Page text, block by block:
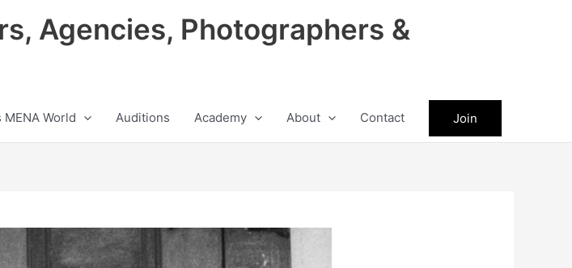
Agencies, Photographers &
MENA World Auditions Academy About Contact Join